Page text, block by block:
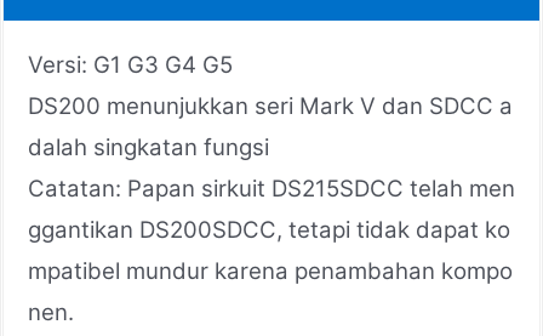
Versi: G1 G3 G4 G5
DS200 menunjukkan seri Mark V dan SDCC a
dalah singkatan fungsi
Catatan: Papan sirkuit DS215SDCC telah men
ggantikan DS200SDCC, tetapi tidak dapat ko
mpatibel mundur karena penambahan kompo
nen.